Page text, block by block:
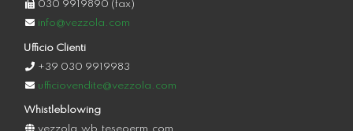
030 9919890 (fax)
info@vezzola.com
Ufficio Clienti
+39 030 9919983
ufficiovendite@vezzola.com
Whistleblowing